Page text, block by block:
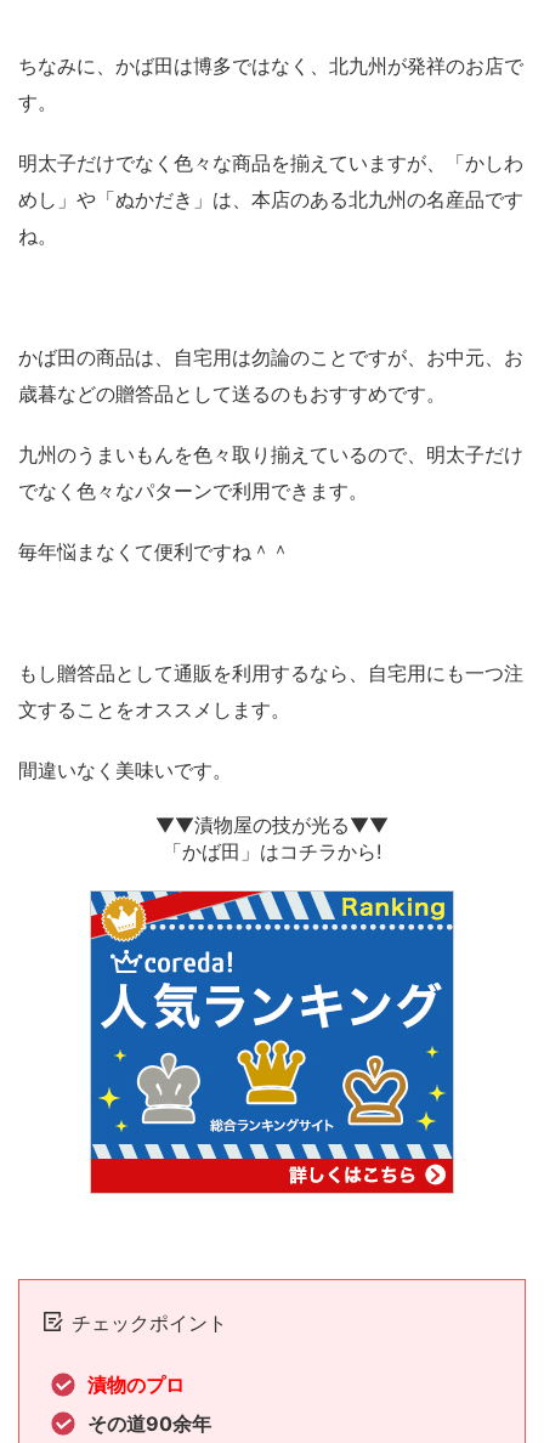
ちなみに、かば田は博多ではなく、北九州が発祥のお店で
す。
明太子だけでなく色々な商品を揃えていますが、「かしわ
めし」や「ぬかだき」は、本店のある北九州の名産品です
ね。
かば田の商品は、自宅用は勿論のことですが、お中元、お
歳暮などの贈答品として送るのもおすすめです。
九州のうまいもんを色々取り揃えているので、明太子だけ
でなく色々なパターンで利用できます。
毎年悩まなくて便利ですね＾＾
もし贈答品として通販を利用するなら、自宅用にも一つ注
文することをオススメします。
間違いなく美味いです。
▼▼漬物屋の技が光る▼▼
「かば田」はコチラから!
チェックポイント
漬物のプロ
その道90余年